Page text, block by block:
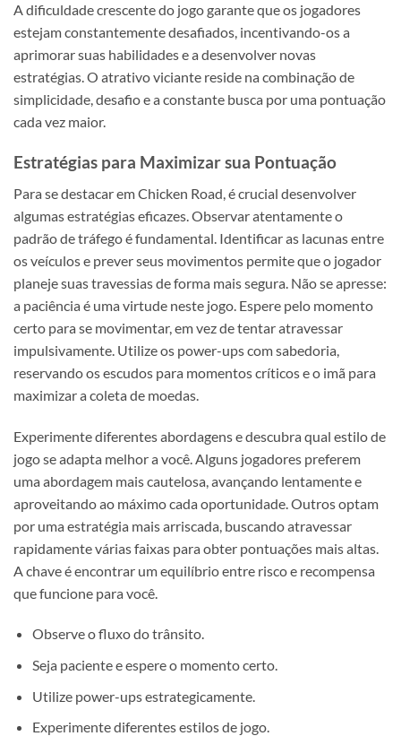
A dificuldade crescente do jogo garante que os jogadores
estejam constantemente desafiados, incentivando-os a
aprimorar suas habilidades e a desenvolver novas
estratégias. O atrativo viciante reside na combinação de
simplicidade, desafio e a constante busca por uma pontuação
cada vez maior.
Estratégias para Maximizar sua Pontuação
Para se destacar em Chicken Road, é crucial desenvolver
algumas estratégias eficazes. Observar atentamente o
padrão de tráfego é fundamental. Identificar as lacunas entre
os veículos e prever seus movimentos permite que o jogador
planeje suas travessias de forma mais segura. Não se apresse:
a paciência é uma virtude neste jogo. Espere pelo momento
certo para se movimentar, em vez de tentar atravessar
impulsivamente. Utilize os power-ups com sabedoria,
reservando os escudos para momentos críticos e o imã para
maximizar a coleta de moedas.
Experimente diferentes abordagens e descubra qual estilo de
jogo se adapta melhor a você. Alguns jogadores preferem
uma abordagem mais cautelosa, avançando lentamente e
aproveitando ao máximo cada oportunidade. Outros optam
por uma estratégia mais arriscada, buscando atravessar
rapidamente várias faixas para obter pontuações mais altas.
A chave é encontrar um equilíbrio entre risco e recompensa
que funcione para você.
Observe o fluxo do trânsito.
Seja paciente e espere o momento certo.
Utilize power-ups estrategicamente.
Experimente diferentes estilos de jogo.